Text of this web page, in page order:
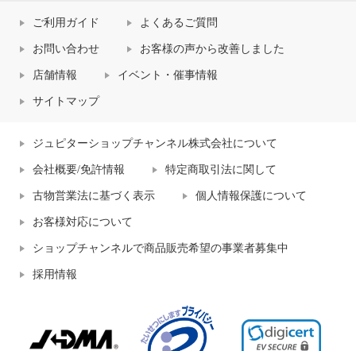
ご利用ガイド よくあるご質問
お問い合わせ お客様の声から改善しました
店舗情報 イベント・催事情報
サイトマップ
ジュピターショップチャンネル株式会社について
会社概要/免許情報 特定商取引法に関して
古物営業法に基づく表示 個人情報保護について
お客様対応について
ショップチャンネルで商品販売希望の事業者募集中
採用情報